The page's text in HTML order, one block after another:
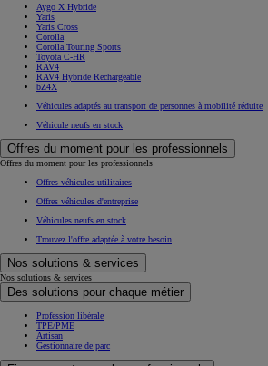
Aygo X Hybride
Yaris
Yaris Cross
Corolla
Corolla Touring Sports
Toyota C-HR
RAV4
RAV4 Hybride Rechargeable
bZ4X
Véhicules adaptés au transport de personnes à mobilité réduite
Véhicule neufs en stock
Offres du moment pour les professionnels
Offres du moment pour les professionnels
Offres véhicules utilitaires
Offres véhicules d'entreprise
Véhicules neufs en stock
Trouvez l'offre adaptée à votre besoin
Nos solutions & services
Nos solutions & services
Des solutions pour chaque métier
Profession libérale
TPE/PME
Artisan
Gestionnaire de parc